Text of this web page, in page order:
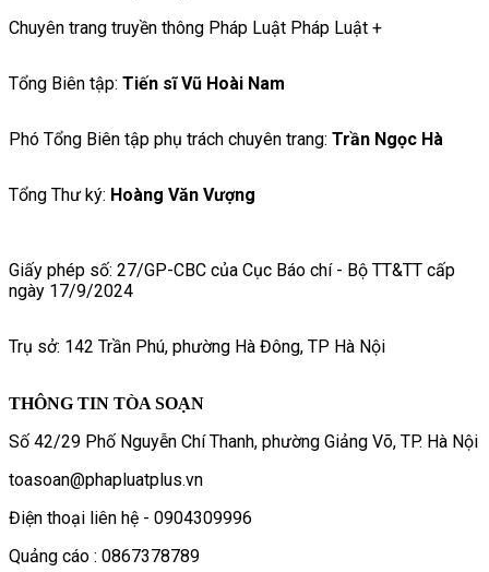
Chuyên trang truyền thông Pháp Luật Pháp Luật +
Tổng Biên tập: Tiến sĩ Vũ Hoài Nam
Phó Tổng Biên tập phụ trách chuyên trang: Trần Ngọc Hà
Tổng Thư ký: Hoàng Văn Vượng
Giấy phép số: 27/GP-CBC của Cục Báo chí - Bộ TT&TT cấp
ngày 17/9/2024
Trụ sở: 142 Trần Phú, phường Hà Đông, TP Hà Nội
THÔNG TIN TÒA SOẠN
Số 42/29 Phố Nguyễn Chí Thanh, phường Giảng Võ, TP. Hà Nội
toasoan@phapluatplus.vn
Điện thoại liên hệ - 0904309996
Quảng cáo : 0867378789